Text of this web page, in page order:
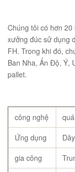
Chúng tôi có hơn
xưởng đúc sử dụng
FH. Trong khi đó,
Ban Nha, Ấn Độ, Ý,
pallet.
công nghệ
Ứng dụng
gia công